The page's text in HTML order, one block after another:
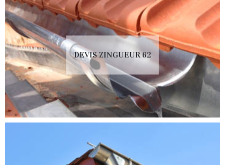
DEVIS ZINGUEUR 62